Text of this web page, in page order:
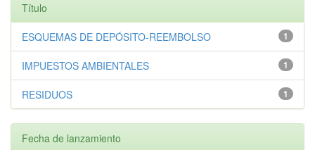
Título
1
ESQUEMAS DE DEPÓSITO-REEMBOLSO
1
IMPUESTOS AMBIENTALES
1
RESIDUOS
Fecha de lanzamiento